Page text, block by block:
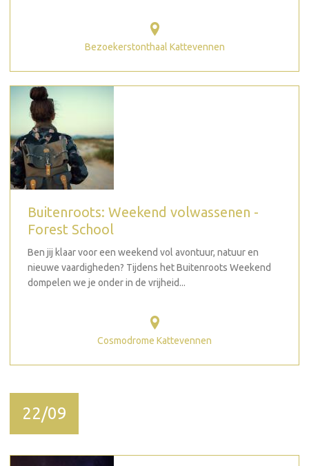
Bezoekerstonthaal Kattevennen
Buitenroots: Weekend volwassenen -
Forest School
Ben jij klaar voor een weekend vol avontuur, natuur en
nieuwe vaardigheden? Tijdens het Buitenroots Weekend
dompelen we je onder in de vrijheid...
Cosmodrome Kattevennen
22/09